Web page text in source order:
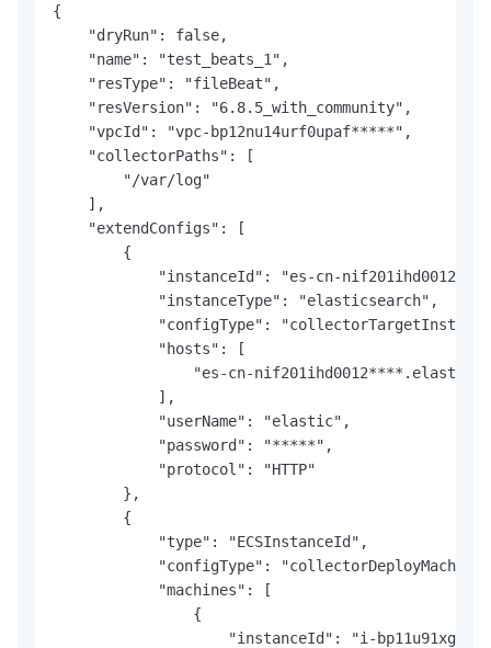
{
    "dryRun": false,
    "name": "test_beats_1",
    "resType": "fileBeat",
    "resVersion": "6.8.5_with_community",
    "vpcId": "vpc-bp12nu14urf0upaf*****",
    "collectorPaths": [
        "/var/log"
    ],
    "extendConfigs": [
        {
"instanceId": "es-cn-
            "instanceType": "elasticsearch",
"configType":
            "hosts": [
"es-cn-
            ],
            "userName": "elastic",
            "password": "*****",
            "protocol": "HTTP"
        },
        {
            "type": "ECSInstanceId",
"configType":
            "machines": [
                {
"instanceId": "i-